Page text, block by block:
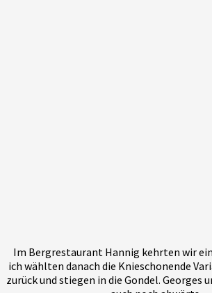
Im Bergrestaurant Hannig kehrten wir
ich wählten danach die Knieschonende
zurück und stiegen in die Gondel. Georges